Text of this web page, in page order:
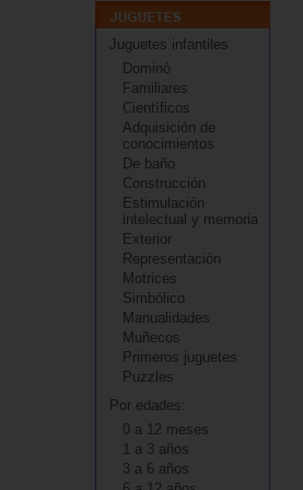
Juguetes infantiles
Dominó
Familiares
Científicos
Adquisición de
conocimientos
De baño
Construcción
Estimulación
intelectual y memoria
Exterior
Representación
Motrices
Simbólico
Manualidades
Muñecos
Primeros juguetes
Puzzles
Por edades:
0 a 12 meses
1 a 3 años
3 a 6 años